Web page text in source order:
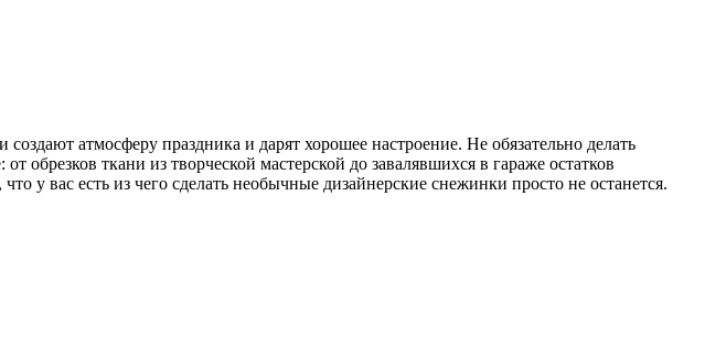
атмосферу праздника и дарят хорошее настроение. Не обязательно делать
ткани из творческой мастерской до завалявшихся в гараже остатков
у вас есть из чего сделать необычные дизайнерские снежинки просто не останется.